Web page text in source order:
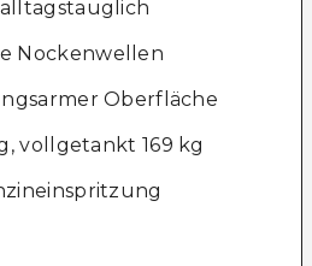
Nockenwellen
Oberfläche
vollgetankt 169 kg